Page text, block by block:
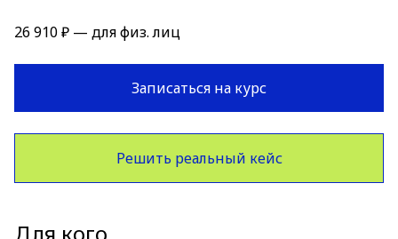
26 910 ₽ — для физ. лиц
Записаться на курс
Решить реальный кейс